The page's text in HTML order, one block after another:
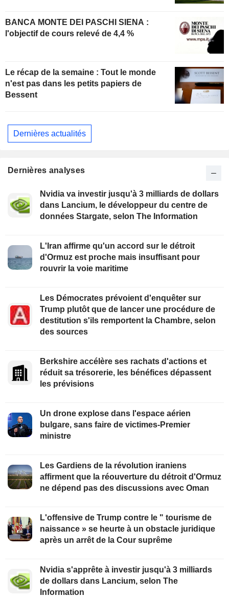
BANCA MONTE DEI PASCHI SIENA :
l'objectif de cours relevé de 4,4 %
Le récap de la semaine : Tout le monde
n'est pas dans les petits papiers de
Bessent
Dernières actualités
Dernières analyses
Nvidia va investir jusqu'à 3 milliards de dollars
dans Lancium, le développeur du centre de
données Stargate, selon The Information
L'Iran affirme qu'un accord sur le détroit
d'Ormuz est proche mais insuffisant pour
rouvrir la voie maritime
Les Démocrates prévoient d'enquêter sur
Trump plutôt que de lancer une procédure de
destitution s'ils remportent la Chambre, selon
des sources
Berkshire accélère ses rachats d'actions et
réduit sa trésorerie, les bénéfices dépassent
les prévisions
Un drone explose dans l'espace aérien
bulgare, sans faire de victimes-Premier
ministre
Les Gardiens de la révolution iraniens
affirment que la réouverture du détroit d'Ormuz
ne dépend pas des discussions avec Oman
L'offensive de Trump contre le " tourisme de
naissance » se heurte à un obstacle juridique
après un arrêt de la Cour suprême
Nvidia s'apprête à investir jusqu'à 3 milliards
de dollars dans Lancium, selon The
Information